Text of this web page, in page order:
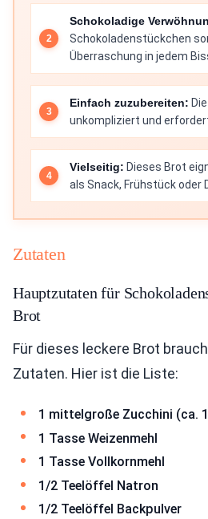
Schokoladige
Schokoladenstückchen
Überraschung in jedem
Einfach zuzubereiten:
unkompliziert und
Vielseitig: Dieses Brot
als Snack, Frühstück oder
Zutaten
Hauptzutaten für
Brot
Für dieses leckere Brot
Zutaten. Hier ist die Liste:
1 mittelgroße Zucchini (ca.
1 Tasse Weizenmehl
1 Tasse Vollkornmehl
1/2 Teelöffel Natron
1/2 Teelöffel Backpulver